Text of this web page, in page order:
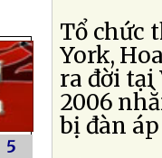
5
Tổ chức
York,
ra đời tại
2006
bị đàn